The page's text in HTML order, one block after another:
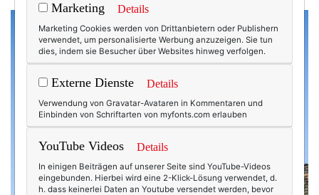
Marketing Details
Marketing Cookies werden von Drittanbietern oder Publishern
verwendet, um personalisierte Werbung anzuzeigen. Sie tun
dies, indem sie Besucher über Websites hinweg verfolgen.
Externe Dienste Details
Verwendung von Gravatar-Avataren in Kommentaren und
Einbinden von Schriftarten von myfonts.com erlauben
YouTube Videos Details
In einigen Beiträgen auf unserer Seite sind YouTube-Videos
eingebunden. Hierbei wird eine 2-Klick-Lösung verwendet, d.
h. dass keinerlei Daten an Youtube versendet werden, bevor